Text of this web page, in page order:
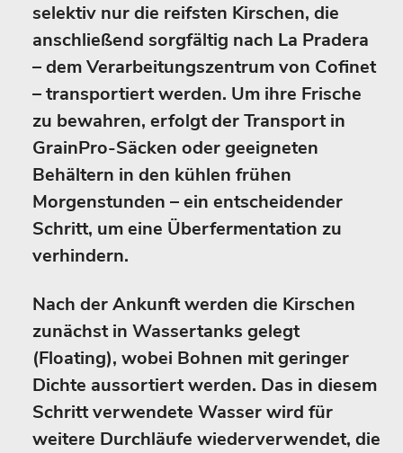
selektiv nur die reifsten Kirschen, die
anschließend sorgfältig nach La Pradera
– dem Verarbeitungszentrum von Cofinet
– transportiert werden. Um ihre Frische
zu bewahren, erfolgt der Transport in
GrainPro-Säcken oder geeigneten
Behältern in den kühlen frühen
Morgenstunden – ein entscheidender
Schritt, um eine Überfermentation zu
verhindern.
Nach der Ankunft werden die Kirschen
zunächst in Wassertanks gelegt
(Floating), wobei Bohnen mit geringer
Dichte aussortiert werden. Das in diesem
Schritt verwendete Wasser wird für
weitere Durchläufe wiederverwendet, die